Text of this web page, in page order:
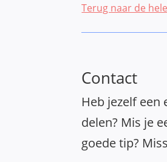
Terug naar de
Contact
Heb jezelf
delen? Mis je
goede tip?